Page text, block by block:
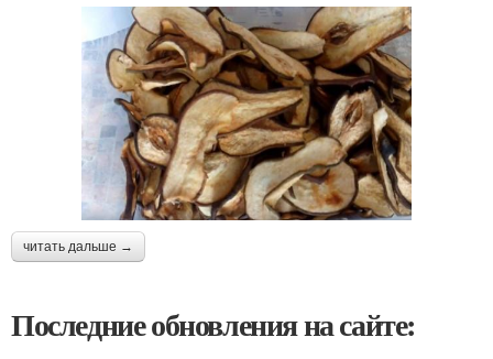
читать дальше →
Последние обновления на сайте: